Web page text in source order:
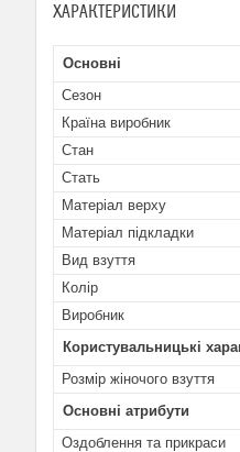
ХАРАКТЕРИСТИКИ
Основні
Сезон
Країна виробник
Стан
Стать
Матеріал верху
Матеріал підкладки
Вид взуття
Колір
Виробник
Користувальницькі
Розмір жіночого взуття
Основні атрибути
Оздоблення та прикраси